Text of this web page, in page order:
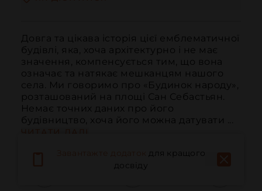
Довга та цікава історія цієї емблематичної
будівлі, яка, хоча архітектурно і не має
значення, компенсується тим, що вона
означає та натякає мешканцям нашого
села. Ми говоримо про «Будинок народу»,
розташований на площі Сан Себастьян.
Немає точних даних про його
будівництво, хоча його можна датувати ...
для кращого
досвіду